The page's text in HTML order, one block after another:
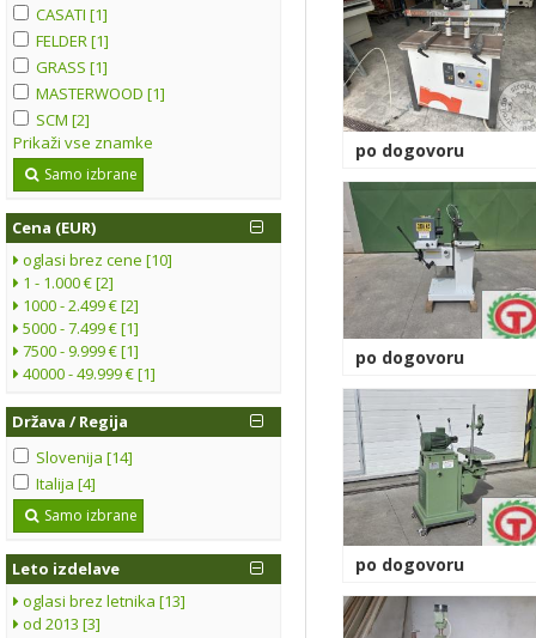
CASATI [1]
FELDER [1]
GRASS [1]
MASTERWOOD [1]
SCM [2]
Prikaži vse znamke
Samo izbrane
Cena (EUR)
oglasi brez cene [10]
1 - 1.000 € [2]
1000 - 2.499 € [2]
5000 - 7.499 € [1]
7500 - 9.999 € [1]
40000 - 49.999 € [1]
Država / Regija
Slovenija [14]
Italija [4]
Samo izbrane
Leto izdelave
oglasi brez letnika [13]
od 2013 [3]
po dogovoru
po dogovoru
po dogovoru